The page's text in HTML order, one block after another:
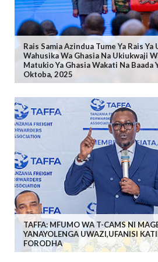
Rais Samia Azindua Tume Ya Rais
Wahusika Wa Ghasia Na Ukiukwaji
Matukio Ya Ghasia Wakati Na Baada
Oktoba, 2025
TAFFA: MFUMO WA T-CAMS NI
YANAYOLENGA UWAZI,UFANISI
FORODHA